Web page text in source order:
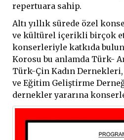
repertuara sahip.
Altı yıllık sürede özel
ve kültürel içerikli birçok
konserleriyle katkıda
Korosu bu anlamda Türk-
Türk-Çin Kadın Dernekleri,
ve Eğitim Geliştirme
dernekler yararına